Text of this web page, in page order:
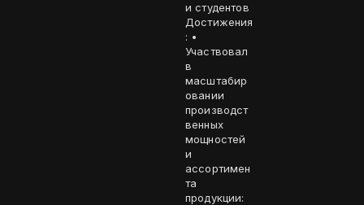
и студентов
Достижения
: •
Участвовал
в
масштабир
овании
производст
венных
мощностей
и
ассортимен
та
продукции: